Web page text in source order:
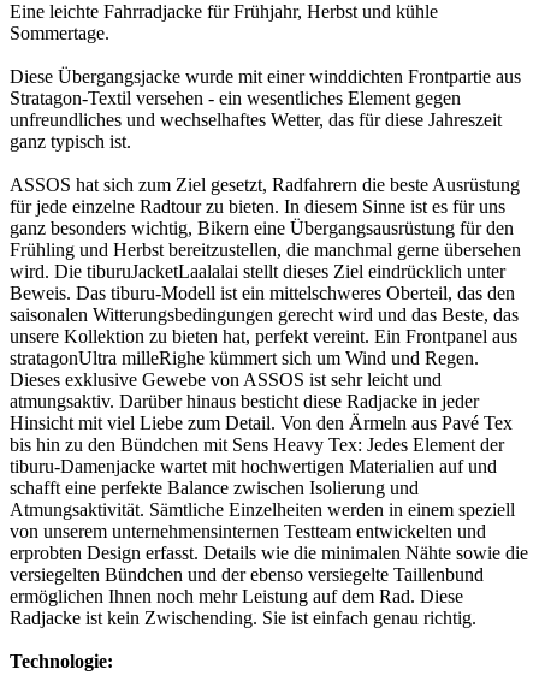
Eine leichte Fahrradjacke für Frühjahr, Herbst und kühle
Sommertage.
Diese Übergangsjacke wurde mit einer winddichten Frontpartie aus
Stratagon-Textil versehen - ein wesentliches Element gegen
unfreundliches und wechselhaftes Wetter, das für diese Jahreszeit
ganz typisch ist.
ASSOS hat sich zum Ziel gesetzt, Radfahrern die beste Ausrüstung
für jede einzelne Radtour zu bieten. In diesem Sinne ist es für uns
ganz besonders wichtig, Bikern eine Übergangsausrüstung für den
Frühling und Herbst bereitzustellen, die manchmal gerne übersehen
wird. Die tiburuJacketLaalalai stellt dieses Ziel eindrücklich unter
Beweis. Das tiburu-Modell ist ein mittelschweres Oberteil, das den
saisonalen Witterungsbedingungen gerecht wird und das Beste, das
unsere Kollektion zu bieten hat, perfekt vereint. Ein Frontpanel aus
stratagonUltra milleRighe kümmert sich um Wind und Regen.
Dieses exklusive Gewebe von ASSOS ist sehr leicht und
atmungsaktiv. Darüber hinaus besticht diese Radjacke in jeder
Hinsicht mit viel Liebe zum Detail. Von den Ärmeln aus Pavé Tex
bis hin zu den Bündchen mit Sens Heavy Tex: Jedes Element der
tiburu-Damenjacke wartet mit hochwertigen Materialien auf und
schafft eine perfekte Balance zwischen Isolierung und
Atmungsaktivität. Sämtliche Einzelheiten werden in einem speziell
von unserem unternehmensinternen Testteam entwickelten und
erprobten Design erfasst. Details wie die minimalen Nähte sowie die
versiegelten Bündchen und der ebenso versiegelte Taillenbund
ermöglichen Ihnen noch mehr Leistung auf dem Rad. Diese
Radjacke ist kein Zwischending. Sie ist einfach genau richtig.
Technologie: